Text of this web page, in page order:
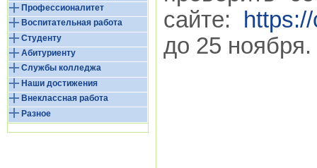
Профессионалитет
Воспитательная работа
Студенту
Абитуриенту
Службы колледжа
Наши достижения
Внеклассная работа
Разное
сайте:
до 25 ноября.